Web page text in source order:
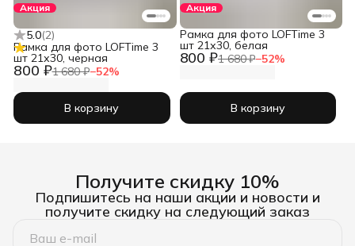
Акция
5.0(2)
800 ₽1 680 ₽−52%
Рамка для фото LOFTime 3
шт 21х30, черная
В корзину
Акция
800 ₽1 680 ₽−52%
Рамка для фото LOFTime 3
шт 21х30, белая
В корзину
Получите скидку 10%
Подпишитесь на наши акции и новости и
получите скидку на следующий заказ